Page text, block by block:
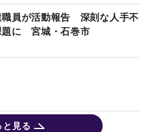
職員が活動報告 深刻な人手不
題に 宮城・石巻市
と見る